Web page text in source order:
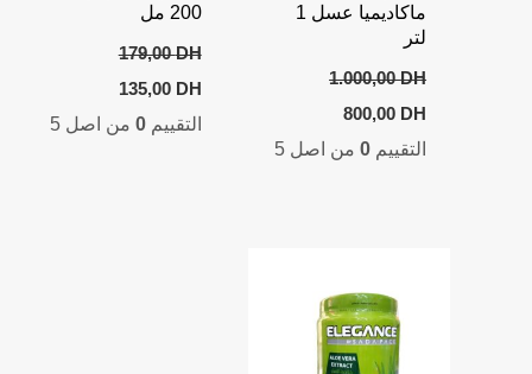
ماكاديميا عسل 1
لتر
1.000,00DH
Original
was:
800,00 DH
Current
is:
التقييم 0من اصل 5
200 مل
179,00DH
Original
was:
135,00 DH
is:
التقييم0 من اصل 5